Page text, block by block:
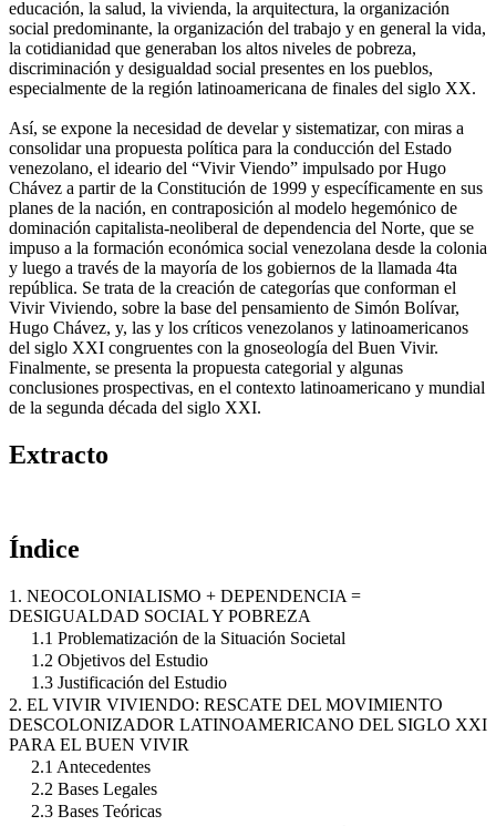
educación, la salud, la vivienda, la arquitectura, la organización
social predominante, la organización del trabajo y en general la vida,
la cotidianidad que generaban los altos niveles de pobreza,
discriminación y desigualdad social presentes en los pueblos,
especialmente de la región latinoamericana de finales del siglo XX.
Así, se expone la necesidad de develar y sistematizar, con miras a
consolidar una propuesta política para la conducción del Estado
venezolano, el ideario del “Vivir Viendo” impulsado por Hugo
Chávez a partir de la Constitución de 1999 y específicamente en sus
planes de la nación, en contraposición al modelo hegemónico de
dominación capitalista-neoliberal de dependencia del Norte, que se
impuso a la formación económica social venezolana desde la colonia
y luego a través de la mayoría de los gobiernos de la llamada 4ta
república. Se trata de la creación de categorías que conforman el
Vivir Viviendo, sobre la base del pensamiento de Simón Bolívar,
Hugo Chávez, y, las y los críticos venezolanos y latinoamericanos
del siglo XXI congruentes con la gnoseología del Buen Vivir.
Finalmente, se presenta la propuesta categorial y algunas
conclusiones prospectivas, en el contexto latinoamericano y mundial
de la segunda década del siglo XXI.
Extracto
Índice
1. NEOCOLONIALISMO + DEPENDENCIA =
DESIGUALDAD SOCIAL Y POBREZA
1.1 Problematización de la Situación Societal
1.2 Objetivos del Estudio
1.3 Justificación del Estudio
2. EL VIVIR VIVIENDO: RESCATE DEL MOVIMIENTO
DESCOLONIZADOR LATINOAMERICANO DEL SIGLO XXI
PARA EL BUEN VIVIR
2.1 Antecedentes
2.2 Bases Legales
2.3 Bases Teóricas